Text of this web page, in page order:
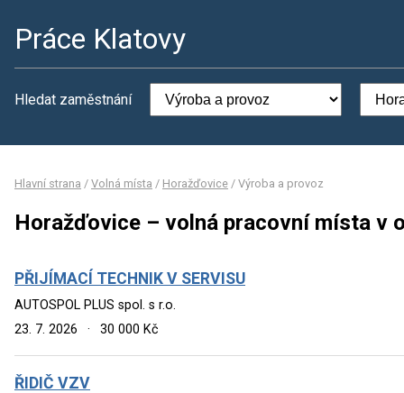
Práce Klatovy
Hledat zaměstnání
Hlavní strana / Volná místa / Horažďovice / Výroba a provoz
Horažďovice – volná pracovní místa v
PŘIJÍMACÍ TECHNIK V SERVISU
AUTOSPOL PLUS spol. s r.o.
23. 7. 2026
· 30 000 Kč
ŘIDIČ VZV